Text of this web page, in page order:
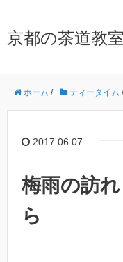
京都の茶道教
ホーム / ティータイム /
2017.06.07
梅雨の訪
ら